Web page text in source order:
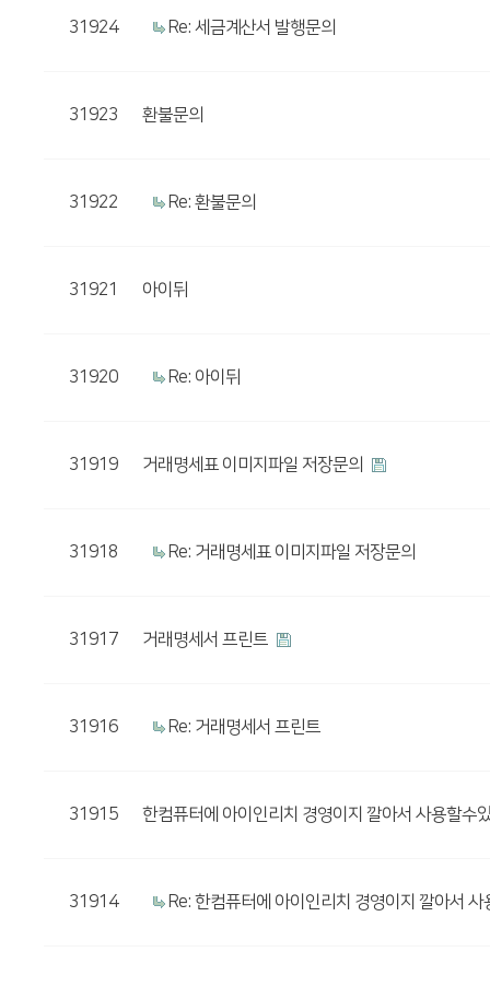
31924 Re: 세금계산서 발행문의
31923 환불문의
31922 Re: 환불문의
31921 아이뒤
31920 Re: 아이뒤
31919 거래명세표 이미지파일 저장문의
31918 Re: 거래명세표 이미지파일 저장문의
31917 거래명세서 프린트
31916 Re: 거래명세서 프린트
31915 한컴퓨터에 아이인리치 경영이지 깔아서 사용할수
31914 Re: 한컴퓨터에 아이인리치 경영이지 깔아서 사